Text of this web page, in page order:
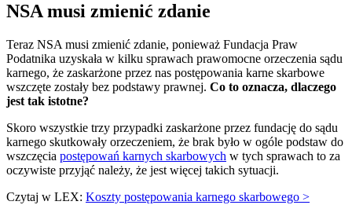
NSA musi zmienić zdanie
Teraz NSA musi zmienić zdanie, ponieważ Fundacja Praw
Podatnika uzyskała w kilku sprawach prawomocne orzeczenia sądu
karnego, że zaskarżone przez nas postępowania karne skarbowe
wszczęte zostały bez podstawy prawnej. Co to oznacza, dlaczego
jest tak istotne?
Skoro wszystkie trzy przypadki zaskarżone przez fundację do sądu
karnego skutkowały orzeczeniem, że brak było w ogóle podstaw do
wszczęcia postępowań karnych skarbowych w tych sprawach to za
oczywiste przyjąć należy, że jest więcej takich sytuacji.
Czytaj w LEX: Koszty postępowania karnego skarbowego >